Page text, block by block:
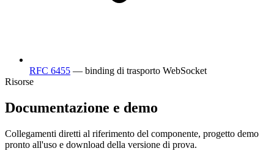
RFC 6455 — binding di trasporto WebSocket
Risorse
Documentazione e demo
Collegamenti diretti al riferimento del componente, progetto demo
pronto all'uso e download della versione di prova.